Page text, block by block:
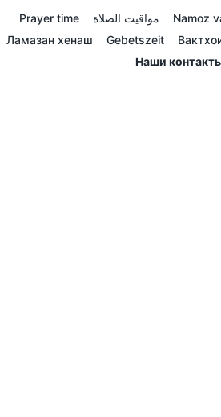
Prayer time مواقيت الصلاة Namoz
Ламазан хенаш
Gebetszeit
Наши